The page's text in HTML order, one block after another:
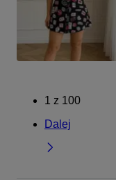
1 z 100
Dalej